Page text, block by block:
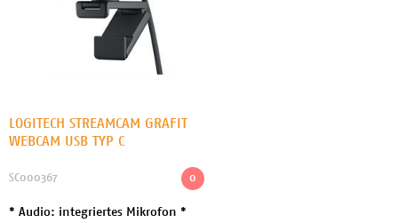
LOGITECH STREAMCAM GRAFIT
WEBCAM USB TYP C
0
SC000367
* Audio: integriertes Mikrofon *